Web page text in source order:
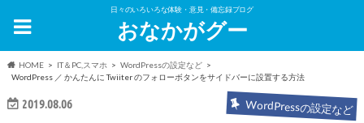
日々のいろいろな体験・意見・備忘録ブログ
おなかがグー
HOME IT＆PC,スマホ
WordPressの設定など
WordPress ／ かんたんに Twiiter のフォローボタンをサイドバーに設置する方法
2019.08.06 WordPressの設定など